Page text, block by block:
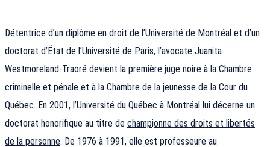
Détentrice d’un diplôme en droit de l’Université de Montréal et d’un
doctorat d’État de l’Université de Paris, l’avocate Juanita
Westmoreland-Traoré devient la première juge noire à la Chambre
criminelle et pénale et à la Chambre de la jeunesse de la Cour du
Québec. En 2001, l’Université du Québec à Montréal lui décerne un
doctorat honorifique au titre de championne des droits et libertés
de la personne. De 1976 à 1991, elle est professeure au